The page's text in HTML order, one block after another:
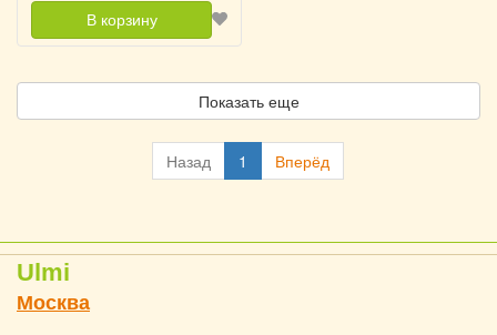
В корзину
Показать еще
Назад 1 Вперёд
Ulmi
Москва